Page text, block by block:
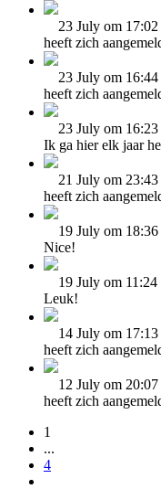
23 July om 17:02
heeft zich
23 July om 16:44
heeft zich
23 July om 16:23
Ik ga hier elk jaar
21 July om 23:43
heeft zich
19 July om 18:36
Nice!
19 July om 11:24
Leuk!
14 July om 17:13
heeft zich
12 July om 20:07
heeft zich
1
...
4